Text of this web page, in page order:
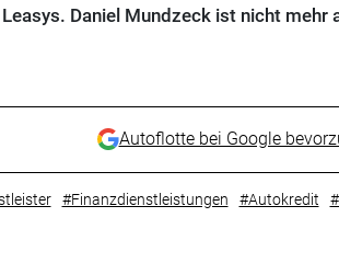
Daniel Mundzeck ist nicht mehr
Autoflotte bei Google
#Finanzdienstleistungen #Autokredit